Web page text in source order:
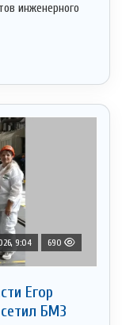
инженерного
9:04 690
Егор
БМЗ